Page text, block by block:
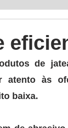
de
atento às
baixa.